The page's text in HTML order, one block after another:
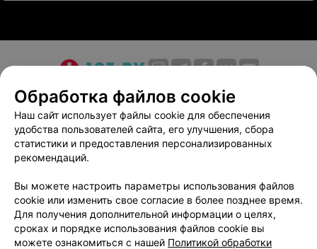
О проекте Новости проекта
Размещение рекламы
Медицинский маркетинг
Публичный договор
Пользовательское соглашение
Способы оплаты
Вакансии
Партнеры
Написать в поддержку
Персональные настройки cookie
Обработка персональных данных
Обработка файлов cookie
Наш сайт использует файлы cookie для обеспечения
удобства пользователей сайта, его улучшения, сбора
статистики и предоставления персонализированных
рекомендаций.
Вы можете настроить параметры использования файлов
cookie или изменить свое согласие в более позднее время.
Для получения дополнительной информации о целях,
сроках и порядке использования файлов cookie вы
можете ознакомиться с нашей Политикой обработки